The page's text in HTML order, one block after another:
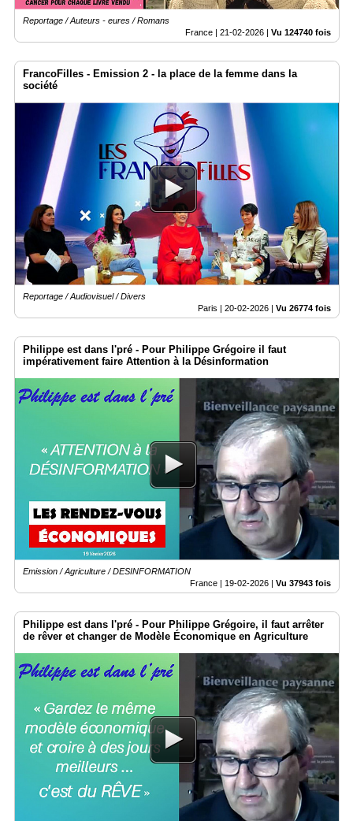
Reportage / Auteurs - eures / Romans
France | 21-02-2026 | Vu 124740 fois
FrancoFilles - Emission 2 - la place de la femme dans la
société
Reportage / Audiovisuel / Divers
Paris | 20-02-2026 | Vu 26774 fois
Philippe est dans l'pré - Pour Philippe Grégoire il faut
impérativement faire Attention à la Désinformation
Emission / Agriculture / DESINFORMATION
France | 19-02-2026 | Vu 37943 fois
Philippe est dans l'pré - Pour Philippe Grégoire, il faut arrêter
de rêver et changer de Modèle Économique en Agriculture